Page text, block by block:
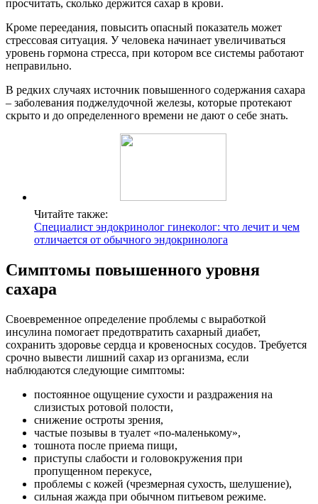
просчитать, сколько держится сахар в крови.
Кроме переедания, повысить опасный показатель может
стрессовая ситуация. У человека начинает увеличиваться
уровень гормона стресса, при котором все системы работают
неправильно.
В редких случаях источник повышенного содержания сахара
– заболевания поджелудочной железы, которые протекают
скрыто и до определенного времени не дают о себе знать.
Читайте также:
Специалист эндокринолог гинеколог: что лечит и чем
отличается от обычного эндокринолога
Симптомы повышенного уровня
сахара
Своевременное определение проблемы с выработкой
инсулина помогает предотвратить сахарный диабет,
сохранить здоровье сердца и кровеносных сосудов. Требуется
срочно вывести лишний сахар из организма, если
наблюдаются следующие симптомы:
постоянное ощущение сухости и раздражения на
слизистых ротовой полости,
снижение остроты зрения,
частые позывы в туалет «по-маленькому»,
тошнота после приема пищи,
приступы слабости и головокружения при
пропущенном перекусе,
проблемы с кожей (чрезмерная сухость, шелушение),
сильная жажда при обычном питьевом режиме.